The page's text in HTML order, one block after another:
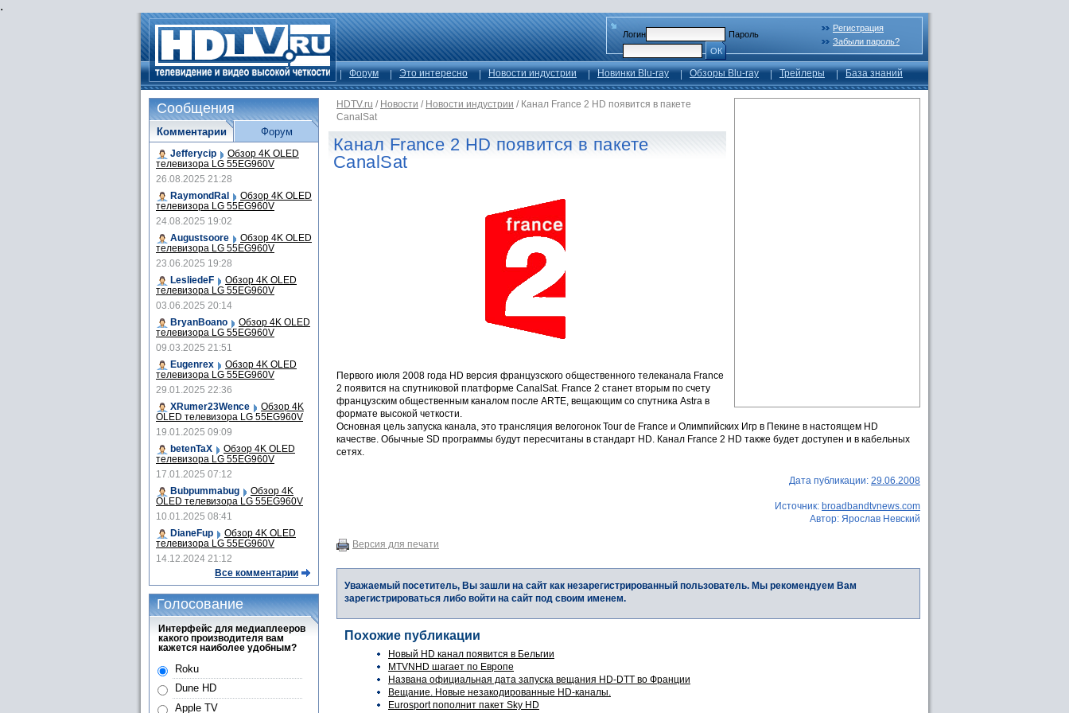
.
Логин
Пароль
ОК
Регистрация
Забыли пароль?
Форум Это интересно Новости индустрии Новинки Blu-ray Обзоры Blu-ray Трейлеры База знаний
HDTV.ru / Новости / Новости индустрии / Канал France 2 HD появится в пакете
CanalSat
Канал France 2 HD появится в пакете
CanalSat
Первого июля 2008 года HD версия французского общественного телеканала France
2 появится на спутниковой платформе CanalSat. France 2 станет вторым по счету
французским общественным каналом после ARTE, вещающим со спутника Astra в
формате высокой четкости.
Основная цель запуска канала, это трансляция велогонок Tour de France и Олимпийских Игр в Пекине в настоящем HD
качестве. Обычные SD программы будут пересчитаны в стандарт HD. Канал France 2 HD также будет доступен и в кабельных
сетях.
Дата публикации: 29.06.2008
Источник: broadbandtvnews.com
Автор: Ярослав Невский
Версия для печати
Уважаемый посетитель, Вы зашли на сайт как незарегистрированный пользователь. Мы рекомендуем Вам
зарегистрироваться либо войти на сайт под своим именем.
Похожие публикации
Новый HD канал появится в Бельгии
MTVNHD шагает по Европе
Названа официальная дата запуска вещания HD-DTT во Франции
Вещание. Новые незакодированные HD-каналы.
Eurosport пополнит пакет Sky HD
Сообщения
Комментарии
Jefferycip Обзор 4K OLED
телевизора LG 55EG960V
26.08.2025 21:28
RaymondRal
Обзор 4K OLED
телевизора LG 55EG960V
24.08.2025 19:02
Augustsoore
Обзор 4K OLED
телевизора LG 55EG960V
23.06.2025 19:28
LesliedeF
Обзор 4K OLED
телевизора LG 55EG960V
03.06.2025 20:14
BryanBoano
Обзор 4K OLED
телевизора LG 55EG960V
09.03.2025 21:51
Eugenrex
Обзор 4K OLED
телевизора LG 55EG960V
29.01.2025 22:36
XRumer23Wence
Обзор 4K
OLED телевизора LG 55EG960V
19.01.2025 09:09
betenTaX
Обзор 4K OLED
телевизора LG 55EG960V
17.01.2025 07:12
Bubpummabug
Обзор 4K
OLED телевизора LG 55EG960V
10.01.2025 08:41
DianeFup
Обзор 4K OLED
телевизора LG 55EG960V
14.12.2024 21:12
Все комментарии
Форум
Голосование
Интерфейс для медиаплееров
какого производителя вам
кажется наиболее удобным?
Roku
Dune HD
Apple TV